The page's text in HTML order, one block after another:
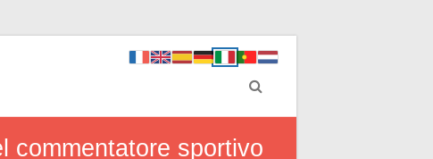
commentatore sportivo